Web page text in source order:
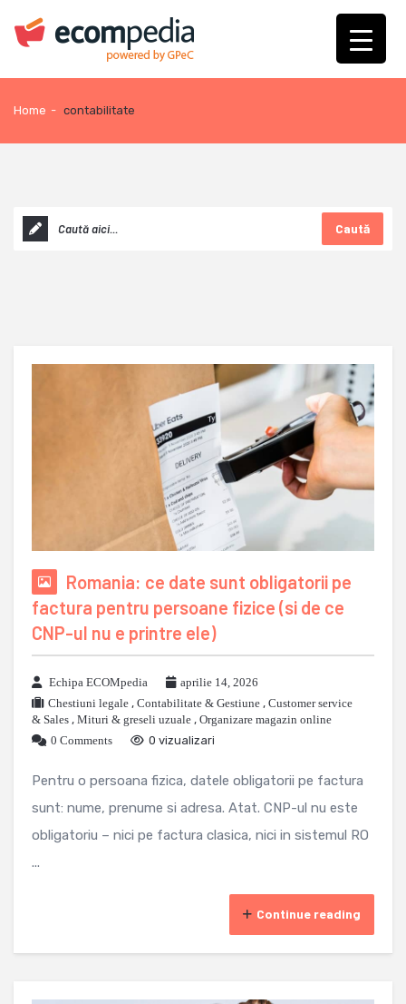
Home - contabilitate
Caută
Romania: ce date sunt obligatorii pe
factura pentru persoane fizice (si de ce
CNP-ul nu e printre ele)
Echipa ECOMpedia
aprilie 14, 2026
Chestiuni legale , Contabilitate & Gestiune , Customer service
& Sales , Mituri & greseli uzuale , Organizare magazin online
0 Comments
0 vizualizari
Pentru o persoana fizica, datele obligatorii pe factura
sunt: nume, prenume si adresa. Atat. CNP-ul nu este
obligatoriu – nici pe factura clasica, nici in sistemul RO
...
Continue reading